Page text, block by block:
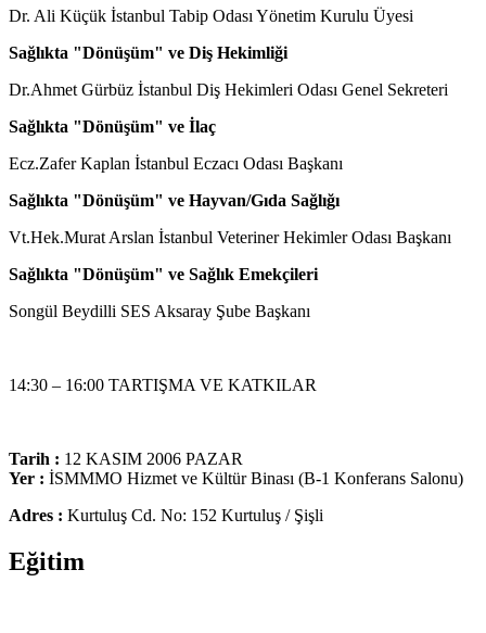
Dr. Ali Küçük İstanbul Tabip Odası Yönetim Kurulu Üyesi
Sağlıkta "Dönüşüm" ve Diş Hekimliği
Dr.Ahmet Gürbüz İstanbul Diş Hekimleri Odası Genel Sekreteri
Sağlıkta "Dönüşüm" ve İlaç
Ecz.Zafer Kaplan İstanbul Eczacı Odası Başkanı
Sağlıkta "Dönüşüm" ve Hayvan/Gıda Sağlığı
Vt.Hek.Murat Arslan İstanbul Veteriner Hekimler Odası Başkanı
Sağlıkta "Dönüşüm" ve Sağlık Emekçileri
Songül Beydilli SES Aksaray Şube Başkanı
14:30 – 16:00 TARTIŞMA VE KATKILAR
Tarih : 12 KASIM 2006 PAZAR
Yer : İSMMMO Hizmet ve Kültür Binası (B-1 Konferans Salonu)
Adres : Kurtuluş Cd. No: 152 Kurtuluş / Şişli
Eğitim